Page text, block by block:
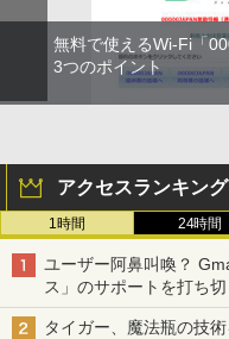
無料で使えるWi-Fi「
3つのポイント
アクセスランキング
1時間 24時間
ユーザー阿鼻叫喚？
ス」のサポートを打ち切
タイガー、魔法瓶の技